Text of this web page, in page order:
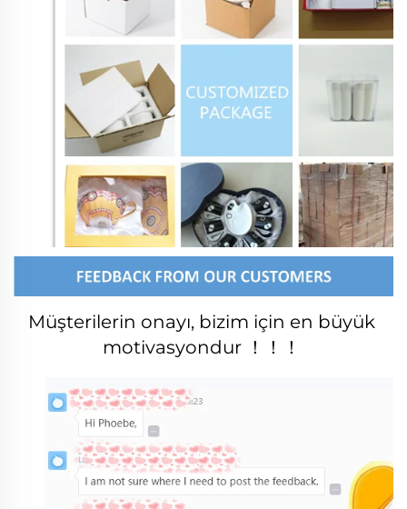
Müşterilerin onayı, bizim için en büyük
motivasyondur ！！！